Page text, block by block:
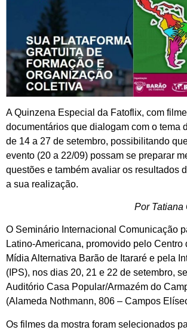
A Quinzena Especial da Fatoflix, com
documentários que dialogam com o tema
de 14 a 27 de setembro, possibilitando
evento (20 a 22/09) possam se preparar
questões e também avaliar os resultados
a sua realização.
Por Tatiana
O Seminário Internacional Comunicação
Latino-Americana, promovido pelo Centro
Mídia Alternativa Barão de Itararé e pela
(IPS), nos dias 20, 21 e 22 de setembro,
Auditório Casa Popular/Armazém do
(Alameda Nothmann, 806 – Campos
Os filmes da mostra foram selecionados